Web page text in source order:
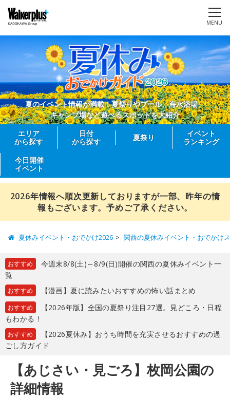
MENU
夏のイベント情報が満載！夏祭りやプール、海水浴場、
キャンプ場など遊べるスポットを大紹介
エリア
から探す
日付
から探す
夏祭り
イベント
ランキング
今日開催
イベント
2026年情報へ順次更新しておりますが一部、昨年の情
報もございます。予めご了承ください。
夏休みイベント・おでかけ2026 関西の夏休みイベント・おでかけ
おすすめ
今週末8/8(土)～8/9(日)開催の関西の夏休みイベント一
覧
おすすめ 【漫画】夏に読みたいおすすめの怖い話まとめ
おすすめ
【2026年版】全国の夏祭り注目27選。見どころ・日程
もわかる！
おすすめ
【2026夏休み】おうち時間を充実させるおすすめの過
ごし方ガイド
【あじさい・見ごろ】枚岡公園の
詳細情報